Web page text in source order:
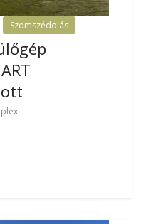
Szomszédolás